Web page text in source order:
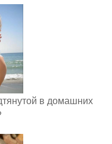
в домашних